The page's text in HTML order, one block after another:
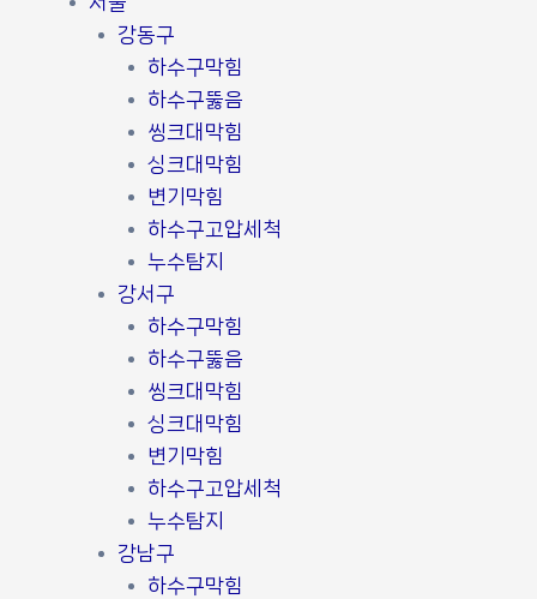
강동구
하수구막힘
하수구뚫음
씽크대막힘
싱크대막힘
변기막힘
하수구고압세척
누수탐지
강서구
하수구막힘
하수구뚫음
씽크대막힘
싱크대막힘
변기막힘
하수구고압세척
누수탐지
강남구
하수구막힘